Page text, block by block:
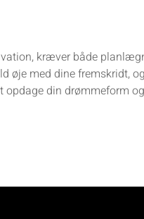
kræver både
øje med dine fremskridt,
din drømmeform